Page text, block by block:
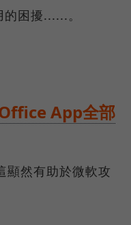
困擾......。
App全部
然有助於微軟攻